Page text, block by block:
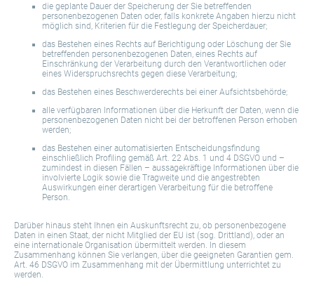
die geplante Dauer der Speicherung der Sie betreffenden
personenbezogenen Daten oder, falls konkrete Angaben hierzu nicht
möglich sind, Kriterien für die Festlegung der Speicherdauer;
das Bestehen eines Rechts auf Berichtigung oder Löschung der Sie
betreffenden personenbezogenen Daten, eines Rechts auf
Einschränkung der Verarbeitung durch den Verantwortlichen oder
eines Widerspruchsrechts gegen diese Verarbeitung;
das Bestehen eines Beschwerderechts bei einer Aufsichtsbehörde;
alle verfügbaren Informationen über die Herkunft der Daten, wenn die
personenbezogenen Daten nicht bei der betroffenen Person erhoben
werden;
das Bestehen einer automatisierten Entscheidungsfindung
einschließlich Profiling gemäß Art. 22 Abs. 1 und 4 DSGVO und –
zumindest in diesen Fällen – aussagekräftige Informationen über die
involvierte Logik sowie die Tragweite und die angestrebten
Auswirkungen einer derartigen Verarbeitung für die betroffene
Person.
Darüber hinaus steht Ihnen ein Auskunftsrecht zu, ob personenbezogene
Daten in einen Staat, der nicht Mitglied der EU ist (sog. Drittland), oder an
eine internationale Organisation übermittelt werden. In diesem
Zusammenhang können Sie verlangen, über die geeigneten Garantien gem.
Art. 46 DSGVO im Zusammenhang mit der Übermittlung unterrichtet zu
werden.